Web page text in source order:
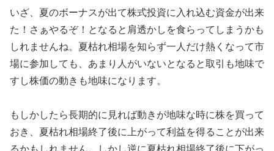
いざ、夏のボーナスが出て株式投資に入れ込む資金が出来
た！さぁやるぞ！となると肩透かしを食らってしまうかも
しれませんね。夏枯れ相場を知らず一人だけ熱くなって市
場に参加しても、あまり人がいないとなると取引も地味で
すし株価の動きも地味になります。
もしかしたら長期的に見れば動きが地味な時に株を買って
おき、夏枯れ相場終了後に上がって利益を得ることが出来